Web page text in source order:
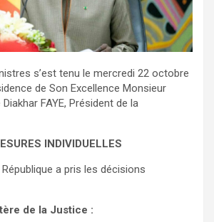
s’est tenu le mercredi 22 octobre
de Son Excellence Monsieur
FAYE, Président de la
INDIVIDUELLES
a pris les décisions
de la Justice :